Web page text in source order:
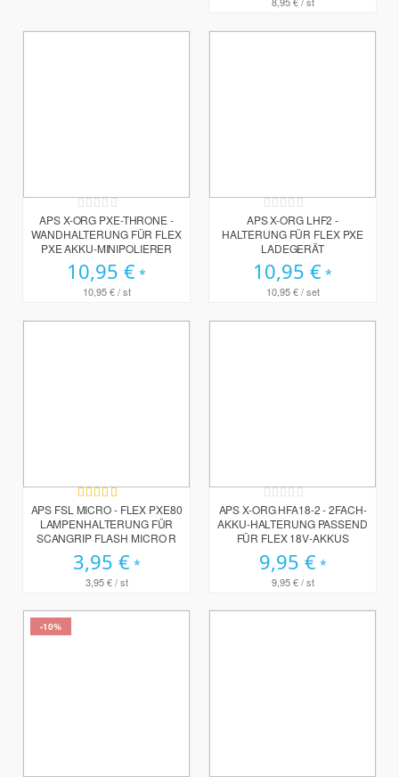
Rating:
0%
APS X-ORG PXE-THRONE -
WANDHALTERUNG FÜR FLEX
PXE AKKU-MINIPOLIERER
10,95 €
10,95 €/ st
Rating:
0%
APS X-ORG LHF2 -
HALTERUNG FÜR FLEX PXE
LADEGERÄT
10,95 €
10,95 €/ set
Bewertung:
80%
APS FSL MICRO - FLEX PXE80
LAMPENHALTERUNG FÜR
SCANGRIP FLASH MICRO R
3,95 €
3,95 €/ st
Rating:
0%
APS X-ORG HFA18-2 - 2FACH-
AKKU-HALTERUNG PASSEND
FÜR FLEX 18V-AKKUS
9,95 €
9,95 €/ st
-10%